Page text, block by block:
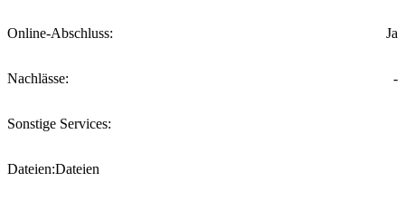
Online-Abschluss: Ja
Nachlässe: -
Sonstige Services:
Dateien:Dateien